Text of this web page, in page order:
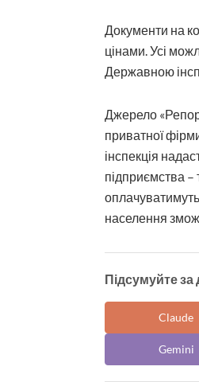
Документи на
цінами. Усі
Державною
Джерело
приватної
інспекція
підприємства –
населення
Підсумуйте
Claude
Gemini